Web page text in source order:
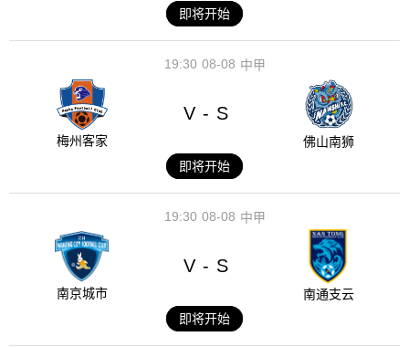
即将开始
08-08
19:30 中甲
梅州客家
V - S
佛山南狮
即将开始
08-08
19:30 中甲
南京城市
V - S
南通支云
即将开始